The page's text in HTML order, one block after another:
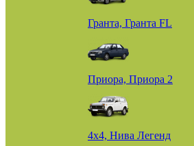
Гранта, Гранта FL
Приора, Приора 2
4х4, Нива Легенд